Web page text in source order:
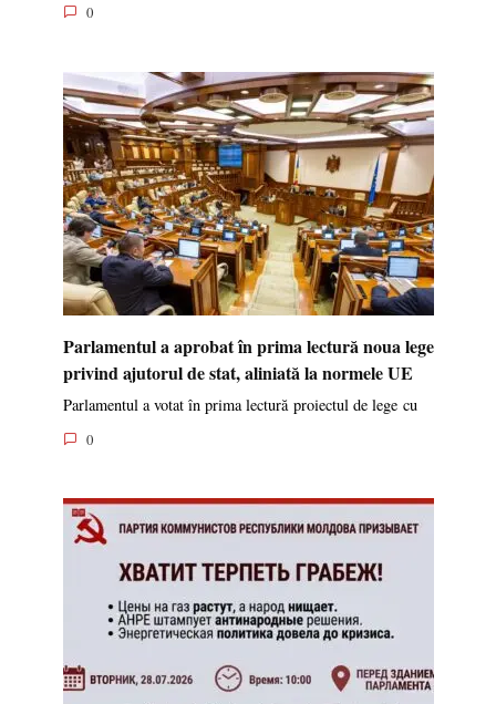
0
Parlamentul a aprobat în prima lectură noua lege
privind ajutorul de stat, aliniată la normele UE
Parlamentul a votat în prima lectură proiectul de lege cu
0